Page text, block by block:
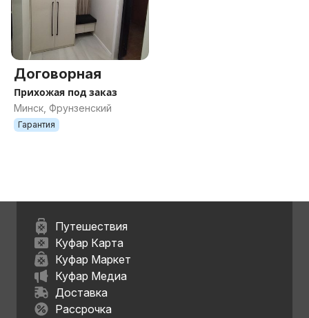
Договорная
Прихожая под заказ
Минск, Фрунзенский
Гарантия
Путешествия
Куфар Карта
Куфар Маркет
Куфар Медиа
Доставка
Рассрочка